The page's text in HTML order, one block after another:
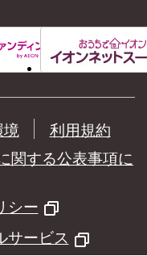
境
利用規約
関する公表事項に
シー
サービス